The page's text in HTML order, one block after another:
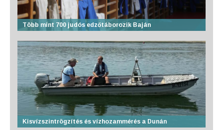
Több mint 700 judós edzőtáborozik Baján
Kisvízszintrögzítés és vízhozammérés a Dunán